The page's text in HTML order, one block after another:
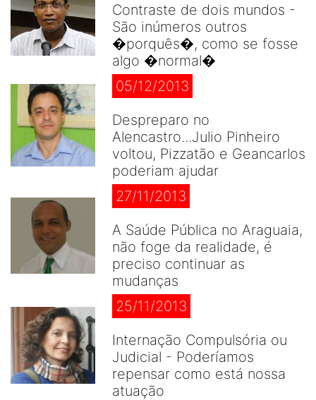
Contraste de dois mundos -
São inúmeros outros
�porquês�, como se fosse
algo �normal�
05/12/2013
Despreparo no
Alencastro...Julio Pinheiro
voltou, Pizzatão e Geancarlos
poderiam ajudar
27/11/2013
A Saúde Pública no Araguaia,
não foge da realidade, é
preciso continuar as
mudanças
25/11/2013
Internação Compulsória ou
Judicial - Poderíamos
repensar como está nossa
atuação